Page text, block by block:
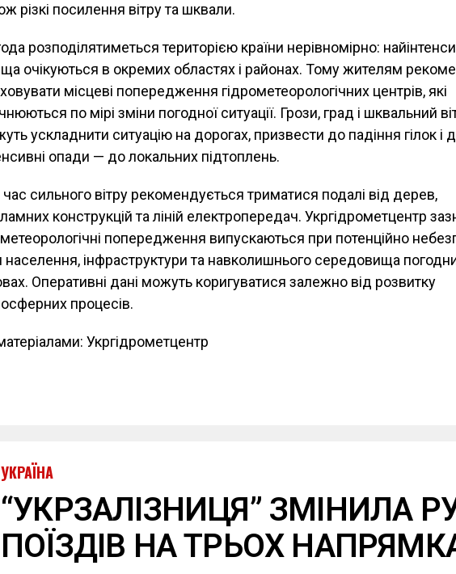
різкі посилення вітру та шквали.
розподілятиметься територією країни нерівномірно:
очікуються в окремих областях і районах. Тому жителям
місцеві попередження гідрометеорологічних центрів, які
по мірі зміни погодної ситуації. Грози, град і шквальний
ускладнити ситуацію на дорогах, призвести до падіння гілок і
опади — до локальних підтоплень.
час сильного вітру рекомендується триматися подалі від дерев,
конструкцій та ліній електропередач. Укргідрометцентр
попередження випускаються при потенційно
населення, інфраструктури та навколишнього середовища
Оперативні дані можуть коригуватися залежно від розвитку
процесів.
Укргідрометцентр
УКРАЇНА
“УКРЗАЛІЗНИЦЯ” ЗМІНИЛА
ПОЇЗДІВ НА ТРЬОХ